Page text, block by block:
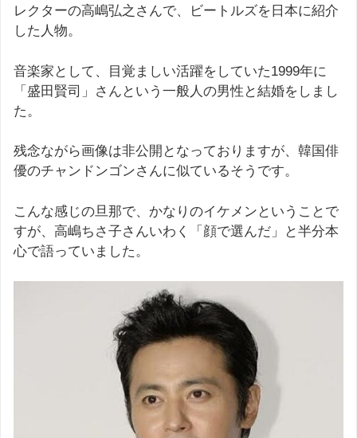
レクターの高嶋弘之さんで、ビートルズを日本に紹介
した人物。
音楽家として、目覚ましい活躍をしていた1999年に
「盛田賢司」さんという一般人の男性と結婚をしまし
た。
残念ながら画像は非公開となっておりますが、韓国俳
優のチャンドンゴンさんに似ているそうです。
こんな感じの旦那で、かなりのイケメンということで
すが、高嶋ちさ子さんいわく「顔で選んだ」と半分本
心で語っていました。